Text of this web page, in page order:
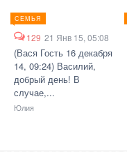
СЕМЬЯ
129 21 Янв 15, 05:08
(Вася Гость 16 декабря
14, 09:24) Василий,
добрый день! В
случае,...
Юлия